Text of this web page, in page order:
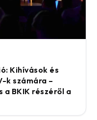
Kihívások és
k számára –
a BKIK részéről a